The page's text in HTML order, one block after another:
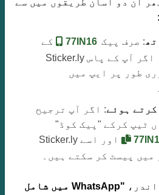
ان دو آسان طریقوں میں سے
: صرف پیک 77IN16
کے
اس لنک پر ٹیپ کریں۔ اگر آپ کے پاس Sticker.ly
طور پر ایپ میں
ہوئے: اگر آپ ترجیح
ٹیپ کرکے "پیک کوڈ"
اور اسے Sticker.ly
پیسٹ کر سکتے ہیں۔
"WhatsApp میں شامل